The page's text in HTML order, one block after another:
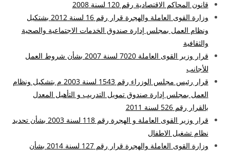
قانون المحاكم الاقتصادية رقم 120 لسنة 2008
وزارة القوى العاملة والهجرة قرار رقم 16 لسنة 2012 بشتكيل
ونظام العمل بمجلس إدارة صندوق الخدمات الاجتماعية والصحية
والثقافية
قرار وزير القوى العاملة 7020 لسنة 2007 بشأن شروط العمل
للأجانب
قرار رئيس مجلس الوزراء رقم 1543 لسنة 2003 م بتشكيل ونظام
العمل بمجلس إدارة صندوق تمويل التدريب و التأهيل المعدل
بالقرار رقم 526 لسنة 2011
قرار وزير القوى العاملة و الهجرة رقم 118 لسنة 2003 بشأن تحديد
نظام تشغيل الاطفال
وزارة القوى العاملة والهجرة قرار رقم 127 لسنة 2014 بشأن